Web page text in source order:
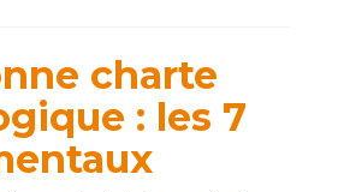
charte
: les 7